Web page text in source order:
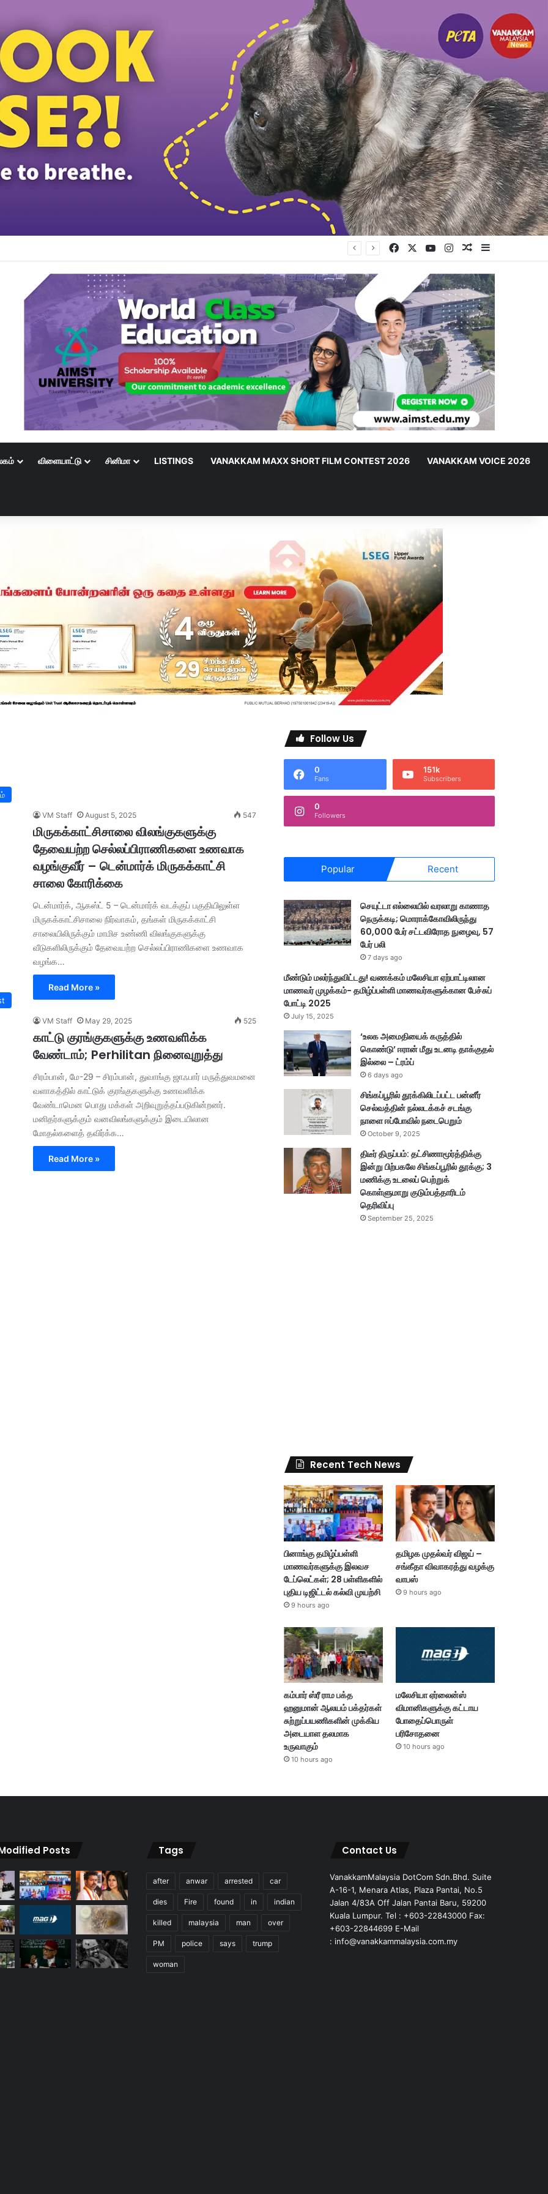
Facebook YouTubeInstagramRandom Article
விளையாட்டு சினிமா LISTINGS VANAKKAM MAXX SHORT FILM CONTEST 2026 VANAKKAM VOICE 2026
VM Staff August 5, 2025 547
மிருகக்காட்சிசாலை விலங்குகளுக்கு
தேவையற்ற செல்லப்பிராணிகளை உணவாக
வழங்குவீர் – டென்மார்க் மிருகக்காட்சி
சாலை கோரிக்கை
டென்மார்க், ஆகஸ்ட் 5 – டென்மார்க் வடக்குப் பகுதியிலுள்ள
மிருகக்காட்சிசாலை நிர்வாகம், தங்கள் மிருகக்காட்சி
சாலையிலிருக்கும் மாமிச உண்ணி விலங்குகளுக்கு
வீடுகளிலிருக்கும் தேவையற்ற செல்லப்பிராணிகளை உணவாக
வழங்க…
Read More »
VM Staff May 29, 2025 525
காட்டு குரங்குகளுக்கு உணவளிக்க
வேண்டாம்; Perhilitan நினைவுறுத்து
சிரம்பான், மே-29 – சிரம்பான், துவாங்கு ஜாஃபார் மருத்துவமனை
வளாகத்தில் காட்டுக் குரங்குகளுக்கு உணவளிக்க
வேண்டாமென பொது மக்கள் அறிவுறுத்தப்படுகின்றனர்.
மனிதர்களுக்கும் வனவிலங்களுக்கும் இடையிலான
மோதல்களைத் தவிர்க்க…
Read More »
Follow Us
0
Fans
151k
Subscribers
0
Followers
Popular Recent
செயுட்டா எல்லையில் வரலாறு காணாத
நெருக்கடி; மொராக்கோவிலிருந்து
60,000 பேர் சட்டவிரோத நுழைவு, 57
பேர் பலி
7 days ago
மீண்டும் மலர்ந்துவிட்டது! வணக்கம் மலேசியா ஏற்பாட்டிலான
மாணவர் முழக்கம்- தமிழ்ப்பள்ளி மாணவர்களுக்கான பேச்சுப்
போட்டி 2025
July 15, 2025
‘உலக அமைதியைக் கருத்தில்
கொண்டு’ ஈரான் மீது உடனடி தாக்குதல்
இல்லை – ட்ரம்ப்
6 days ago
சிங்கப்பூரில் தூக்கிலிடப்பட்ட பன்னீர்
செல்வத்தின் நல்லடக்கச் சடங்கு
நாளை ஈப்போவில் நடைபெறும்
October 9, 2025
திடீர் திருப்பம்: தட்சிணாமூர்த்திக்கு
இன்று பிற்பகலே சிங்கப்பூரில் தூக்கு; 3
மணிக்கு உடலைப் பெற்றுக்
கொள்ளுமாறு குடும்பத்தாரிடம்
தெரிவிப்பு
September 25, 2025
Recent Tech News
பினாங்கு தமிழ்ப்பள்ளி
மாணவர்களுக்கு இலவச
டேப்லெட்கள்; 28 பள்ளிகளில்
புதிய டிஜிட்டல் கல்வி முயற்சி
9 hours ago
தமிழக முதல்வர் விஜய் –
சங்கீதா விவாகரத்து வழக்கு
வாபஸ்
9 hours ago
கம்பார் ஸ்ரீ ராம பக்த
ஹனுமான் ஆலயம் பக்தர்கள்
சுற்றுப்பயணிகளின் முக்கிய
அடையாள தலமாக
உருவாகும்
10 hours ago
மலேசியா ஏர்லைன்ஸ்
விமானிகளுக்கு கட்டாய
போதைப்பொருள்
பரிசோதனை
10 hours ago
Posts Tags
after anwar arrested car
dies Fire found in indian
killed malaysia man over
PM police says trump
woman
Contact Us
VanakkamMalaysia DotCom Sdn.Bhd. Suite
A-16-1, Menara Atlas, Plaza Pantai, No.5
Jalan 4/83A Off Jalan Pantai Baru, 59200
Kuala Lumpur. Tel : +603-22843000 Fax:
+603-22844699 E-Mail
: info@vanakkammalaysia.com.my